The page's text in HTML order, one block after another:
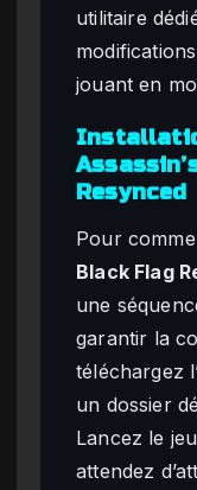
utilitaire
jouant en
Resynced
Pour
Black Flag
une
garantir la
téléchargez
un dossier
Lancez le
attendez